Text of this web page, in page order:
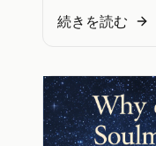
続きを読む